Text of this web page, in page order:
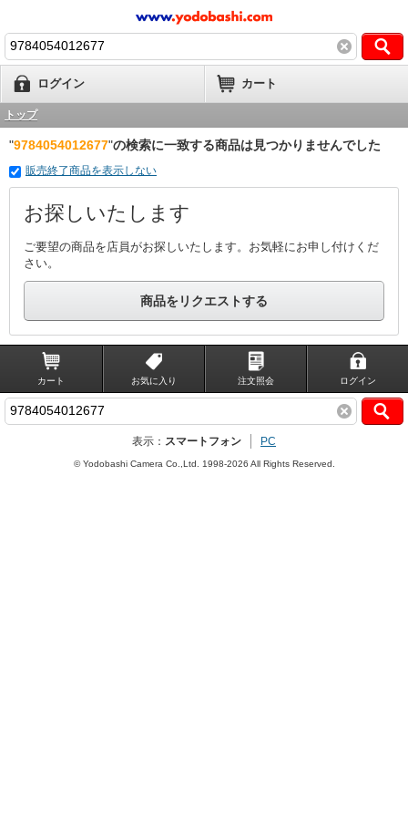
ログイン カート
トップ
"9784054012677"の検索に一致する商品は見つかりませんでした
販売終了商品を表示しない
お探しいたします
ご要望の商品を店員がお探しいたします。お気軽にお申し付けくだ
さい。
商品をリクエストする
カート お気に入り 注文照会 ログイン
表示： スマートフォン PC
© Yodobashi Camera Co.,Ltd. 1998-2026 All Rights Reserved.